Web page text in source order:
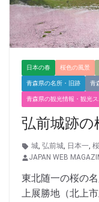
日本の春 桜色の風景
青森県の名所・旧跡 青
青森県の観光情報・観光ス
弘前城跡の
城, 弘前城, 日本一, 桜
JAPAN WEB
東北随一の桜の
上展勝地（北上